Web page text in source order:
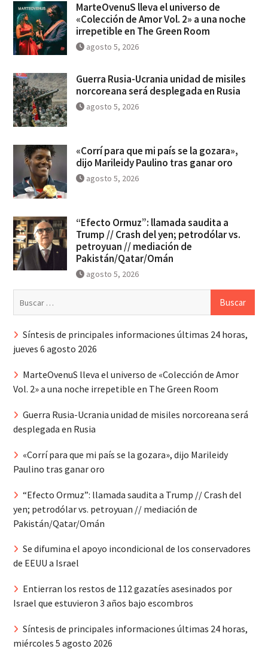
MarteOvenuS lleva el universo de
«Colección de Amor Vol. 2» a una noche
irrepetible en The Green Room
agosto 5, 2026
Guerra Rusia-Ucrania unidad de misiles
norcoreana será desplegada en Rusia
agosto 5, 2026
«Corrí para que mi país se la gozara»,
dijo Marileidy Paulino tras ganar oro
agosto 5, 2026
“Efecto Ormuz”: llamada saudita a
Trump // Crash del yen; petrodólar vs.
petroyuan // mediación de
Pakistán/Qatar/Omán
agosto 5, 2026
Síntesis de principales informaciones últimas 24 horas,
jueves 6 agosto 2026
MarteOvenuS lleva el universo de «Colección de Amor
Vol. 2» a una noche irrepetible en The Green Room
Guerra Rusia-Ucrania unidad de misiles norcoreana será
desplegada en Rusia
«Corrí para que mi país se la gozara», dijo Marileidy
Paulino tras ganar oro
“Efecto Ormuz”: llamada saudita a Trump // Crash del
yen; petrodólar vs. petroyuan // mediación de
Pakistán/Qatar/Omán
Se difumina el apoyo incondicional de los conservadores
de EEUU a Israel
Entierran los restos de 112 gazatíes asesinados por
Israel que estuvieron 3 años bajo escombros
Síntesis de principales informaciones últimas 24 horas,
miércoles 5 agosto 2026